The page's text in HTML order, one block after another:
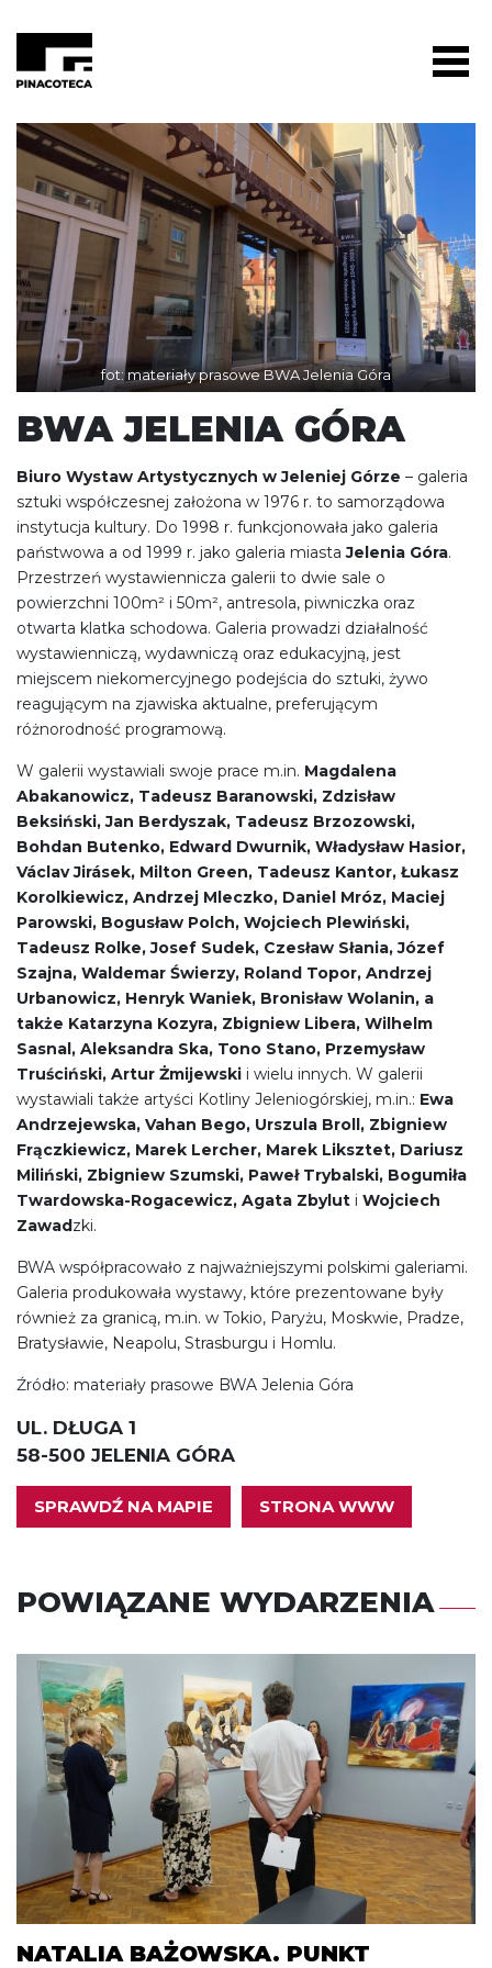
fot: materiały prasowe BWA Jelenia Góra
BWA JELENIA GÓRA
Biuro Wystaw Artystycznych w Jeleniej Górze – galeria
sztuki współczesnej założona w 1976 r. to samorządowa
instytucja kultury. Do 1998 r. funkcjonowała jako galeria
państwowa a od 1999 r. jako galeria miastaJelenia Góra.
Przestrzeń wystawiennicza galerii to dwie sale o
powierzchni 100m² i 50m², antresola, piwniczka oraz
otwarta klatka schodowa. Galeria prowadzi działalność
wystawienniczą, wydawniczą oraz edukacyjną, jest
miejscem niekomercyjnego podejścia do sztuki, żywo
reagującym na zjawiska aktualne, preferującym
różnorodność programową.
W galerii wystawiali swoje prace m.in. Magdalena
Abakanowicz, Tadeusz Baranowski, Zdzisław
Beksiński, Jan Berdyszak, Tadeusz Brzozowski,
Bohdan Butenko, Edward Dwurnik, Władysław Hasior,
Václav Jirásek, Milton Green, Tadeusz Kantor, Łukasz
Korolkiewicz, Andrzej Mleczko, Daniel Mróz, Maciej
Parowski, Bogusław Polch, Wojciech Plewiński,
Tadeusz Rolke, Josef Sudek, Czesław Słania, Józef
Szajna, Waldemar Świerzy, Roland Topor, Andrzej
Urbanowicz, Henryk Waniek, Bronisław Wolanin, a
także Katarzyna Kozyra, Zbigniew Libera, Wilhelm
Sasnal, Aleksandra Ska, Tono Stano, Przemysław
Truściński, Artur Żmijewski i wielu innych. W galerii
wystawiali także artyści Kotliny Jeleniogórskiej, m.in.: Ewa
Andrzejewska, Vahan Bego, Urszula Broll, Zbigniew
Frączkiewicz, Marek Lercher, Marek Liksztet, Dariusz
Miliński, Zbigniew Szumski, Paweł Trybalski, Bogumiła
Twardowska-Rogacewicz, Agata Zbylut i Wojciech
Zawadzki.
BWA współpracowało z najważniejszymi polskimi galeriami.
Galeria produkowała wystawy, które prezentowane były
również za granicą, m.in. w Tokio, Paryżu, Moskwie, Pradze,
Bratysławie, Neapolu, Strasburgu i Homlu.
Źródło: materiały prasowe BWA Jelenia Góra
UL. DŁUGA 1
58-500 JELENIA GÓRA
SPRAWDŹ NA MAPIE STRONA WWW
POWIĄZANE WYDARZENIA
NATALIA BAŻOWSKA. PUNKT